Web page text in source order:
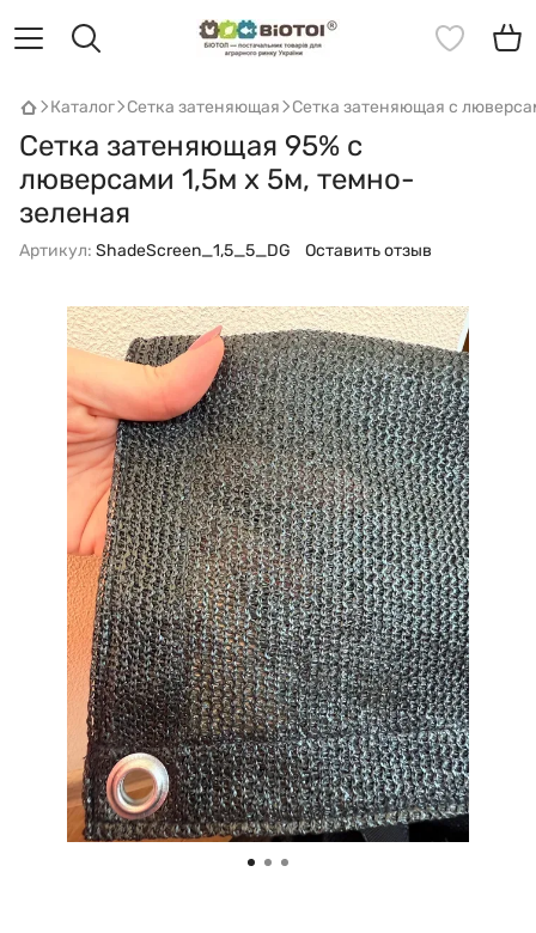
Каталог Сетка затеняющая Сетка затеняющая с
Сетка затеняющая 95% с
люверсами 1,5м х 5м, темно-
зеленая
Артикул: ShadeScreen_1,5_5_DG Оставить отзыв